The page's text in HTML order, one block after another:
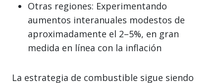
Otras regiones: Experimentando
aumentos interanuales modestos de
aproximadamente el 2–5%, en gran
medida en línea con la inflación
La estrategia de combustible sigue siendo